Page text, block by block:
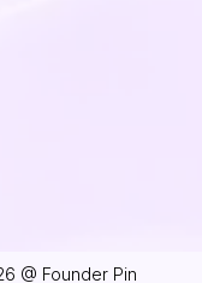
@ Founder Pin